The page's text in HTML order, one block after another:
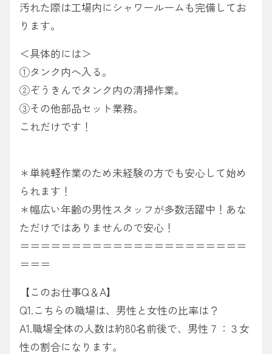
汚れた際は工場内にシャワールームも完備してお
ります。
＜具体的には＞
①タンク内へ入る。
②ぞうきんでタンク内の清掃作業。
③その他部品セット業務。
これだけです！
＊単純軽作業のため未経験の方でも安心して始め
られます！
＊幅広い年齢の男性スタッフが多数活躍中！あな
ただけではありませんので安心！
＝＝＝＝＝＝＝＝＝＝＝＝＝＝＝＝＝＝＝＝＝＝
＝＝＝
【このお仕事Q＆A】
Q1.こちらの職場は、男性と女性の比率は？
A1.職場全体の人数は約80名前後で、男性７：３女
性の割合になります。